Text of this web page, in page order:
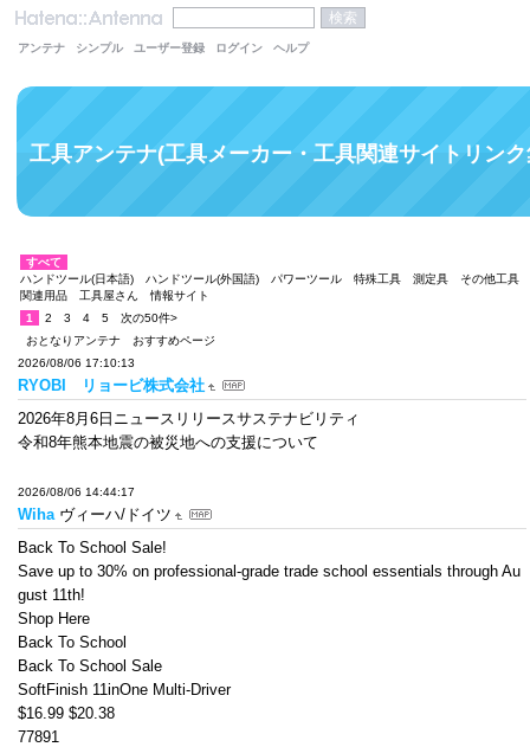
アンテナ シンプル ユーザー登録 ログイン ヘルプ
工具アンテナ(工具メーカー・工具関連サイトリン
すべて
ハンドツール(日本語)
ハンドツール(外国語) パワーツール 特殊工具 測定具
その他工具
関連用品
工具屋さん
情報サイト
1
2 3 4 5
次の50件>
おとなりアンテナ
おすすめページ
2026/08/06 17:10:13
RYOBI リョービ株式会社
2026年8月6日ニュースリリースサステナビリティ
令和8年熊本地震の被災地への⽀援について
2026/08/06 14:44:17
Wiha ヴィーハ/ドイツ
Back To School Sale!
Save up to 30% on professional-grade trade school essentials through Au
gust 11th!
Shop Here
Back To School
Back To School Sale
SoftFinish 11inOne Multi-Driver
$16.99 $20.38
77891